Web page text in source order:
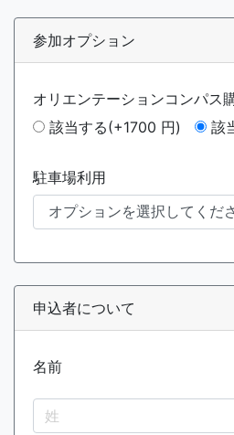
参加オプション
オリエンテーションコンパス
該当する(+1700 円)
該
駐車場利用
申込者について
名前